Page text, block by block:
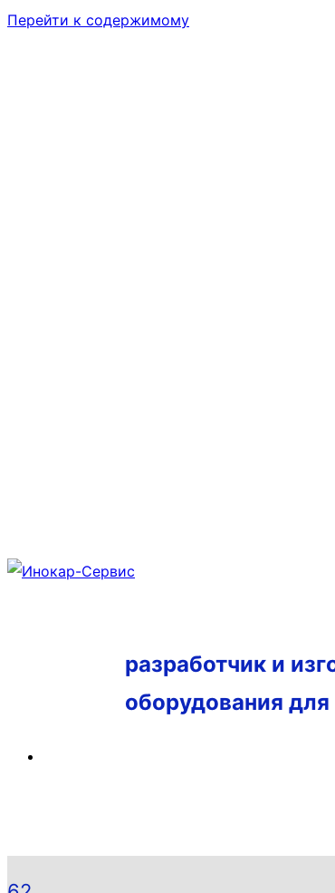
Перейти к содержимому
разработчик и
оборудования